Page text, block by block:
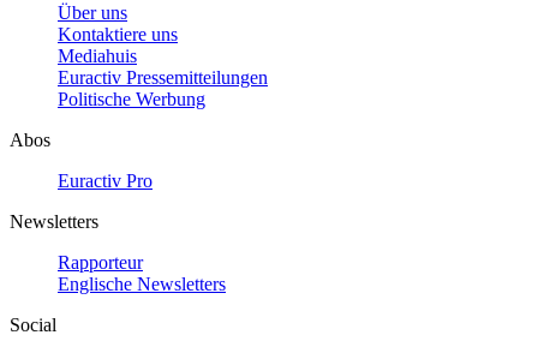
Über uns
Kontaktiere uns
Mediahuis
Euractiv Pressemitteilungen
Politische Werbung
Abos
Euractiv Pro
Newsletters
Rapporteur
Englische Newsletters
Social